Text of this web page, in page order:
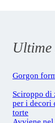
Gorgon
Sciroppo di
per i decori
torte